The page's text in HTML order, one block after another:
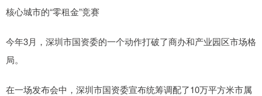
核心城市的“零租金”竞赛
今年3月，深圳市国资委的一个动作打破了商办和产业园区市场格
局。
在一场发布会中，深圳市国资委宣布统筹调配了10万平方米市属